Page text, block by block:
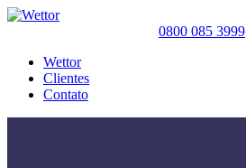
0800 085 3999
Wettor
Clientes
Contato